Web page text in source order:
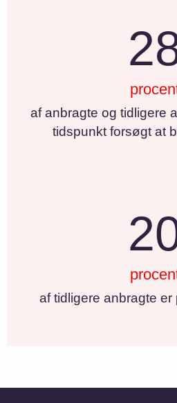
af anbragte og tidligere
tidspunkt forsøgt at
af tidligere anbragte